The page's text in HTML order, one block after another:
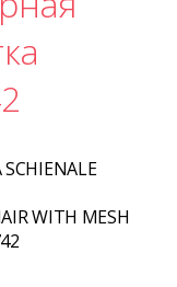
WITH MESH